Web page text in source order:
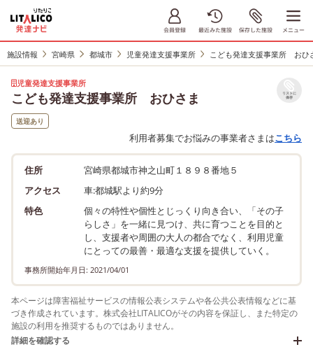
施設情報 宮崎県 都城市 児童発達支援事業所 こども発達支援事業所 おひ
児童発達支援事業所
こども発達支援事業所 おひさま リストに
保存
送迎あり
利用者募集でお悩みの事業者さまはこちら
住所
宮崎県都城市神之山町１８９８番地５
アクセス
車:都城駅より約9分
特色
個々の特性や個性とじっくり向き合い、「その子
らしさ」を一緒に見つけ、共に育つことを目的と
し、支援者や周囲の大人の都合でなく、利用児童
にとっての最善・最適な支援を提供していく。
事務所開始年月日: 2021/04/01
本ページは障害福祉サービスの情報公表システムや各公共公表情報などに基
づき作成されています。株式会社LITALICOがその内容を保証し、また特定の
施設の利用を推奨するものではありません。
詳細を確認する